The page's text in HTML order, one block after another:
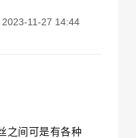
2023-11-27 14:44
之间可是有各种